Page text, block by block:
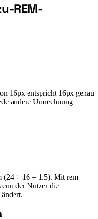
REM-
16px entspricht 16px genau
andere Umrechnung
(24 ÷ 16 = 1.5). Mit rem
der Nutzer die